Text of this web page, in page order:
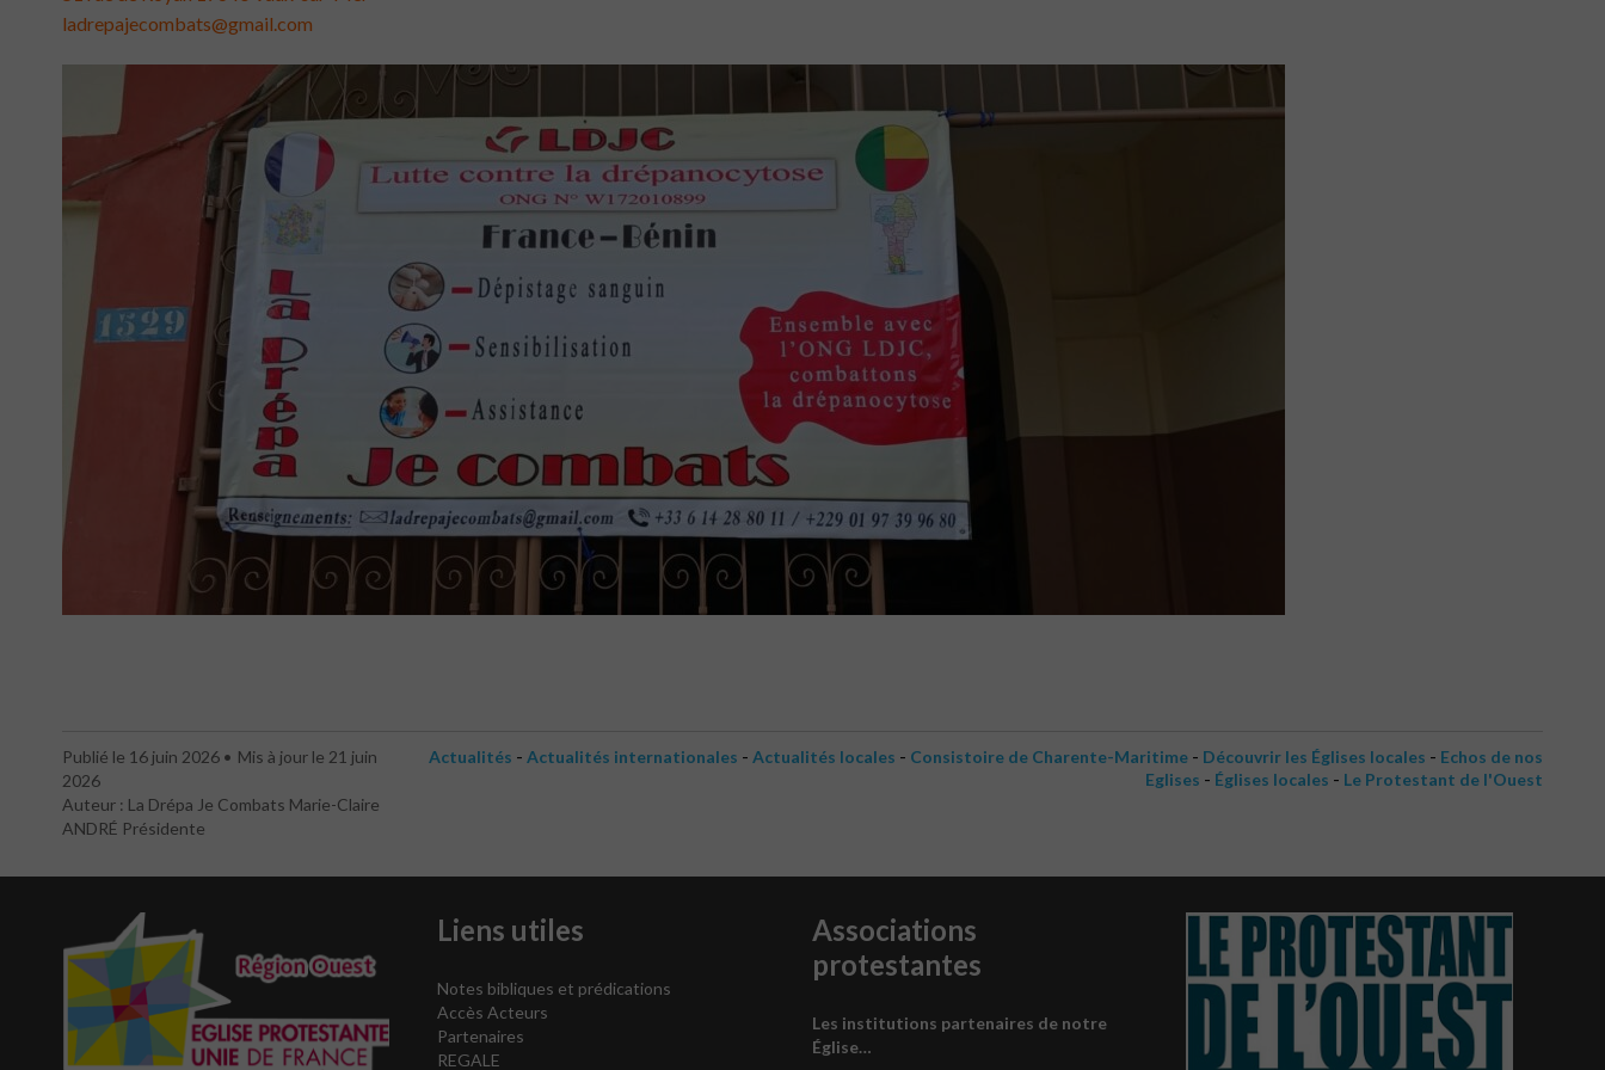
ladrepajecombats@gmail.com
Publié le 16 juin 2026
Mis à jour le 21 juin
2026
Auteur : La Drépa Je Combats Marie-Claire
ANDRÉ Présidente
Actualités - Actualités internationales - Actualités locales - Consistoire de Charente-Maritime - Découvrir les Églises locales - Echos de nos
Eglises - Églises locales - Le Protestant de l'Ouest
Liens utiles
Notes bibliques et prédications
Accès Acteurs
Partenaires
REGALE
Associations
protestantes
Les institutions partenaires de notre
Église…